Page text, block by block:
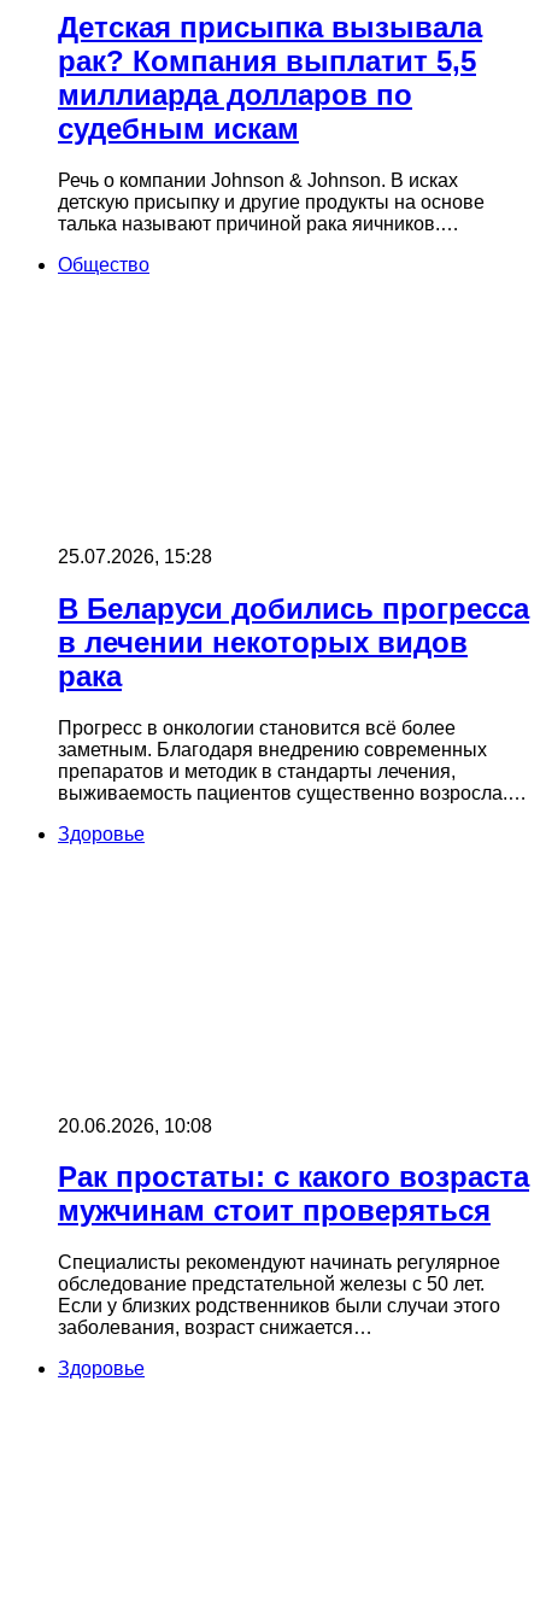
Детская присыпка вызывала
рак? Компания выплатит 5,5
миллиарда долларов по
судебным искам
Речь о компании Johnson & Johnson. В исках
детскую присыпку и другие продукты на основе
талька называют причиной рака яичников.…
Общество
25.07.2026, 15:28
В Беларуси добились прогресса
в лечении некоторых видов
рака
Прогресс в онкологии становится всё более
заметным. Благодаря внедрению современных
препаратов и методик в стандарты лечения,
выживаемость пациентов существенно возросла.…
Здоровье
20.06.2026, 10:08
Рак простаты: с какого возраста
мужчинам стоит проверяться
Специалисты рекомендуют начинать регулярное
обследование предстательной железы с 50 лет.
Если у близких родственников были случаи этого
заболевания, возраст снижается…
Здоровье